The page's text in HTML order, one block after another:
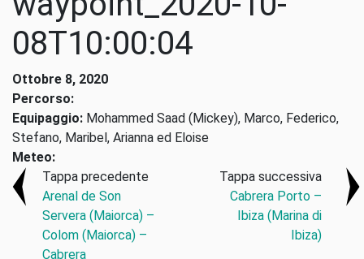
08T10:00:04
Ottobre 8, 2020
Percorso:
Equipaggio: Mohammed Saad (Mickey), Marco, Federico,
Stefano, Maribel, Arianna ed Eloise
Meteo:
Tappa precedente
Arenal de Son
Servera (Maiorca) –
Colom (Maiorca) –
Cabrera
Tappa successiva
Cabrera Porto –
Ibiza (Marina di
Ibiza)